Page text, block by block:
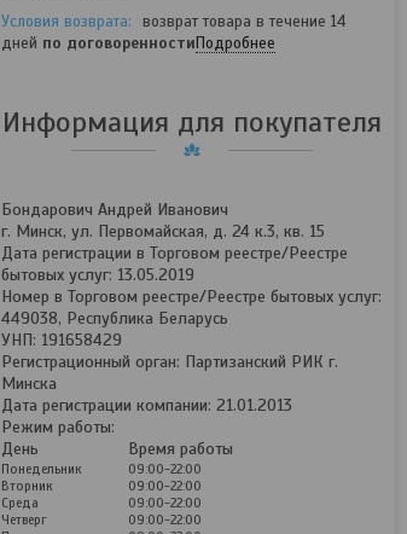
возврат товара в течение 14
дней по договоренностиПодробнее
Информация для покупателя
Бондарович Андрей Иванович
г. Минск, ул. Первомайская, д. 24 к.3, кв. 15
Дата регистрации в Торговом реестре/Реестре
бытовых услуг: 13.05.2019
Номер в Торговом реестре/Реестре бытовых услуг:
449038, Республика Беларусь
УНП: 191658429
Регистрационный орган: Партизанский РИК г.
Минска
Дата регистрации компании: 21.01.2013
Режим работы:
День
Время работы
Понедельник
09:00-22:00
Вторник
09:00-22:00
Среда
09:00-22:00
Четверг
09:00-22:00